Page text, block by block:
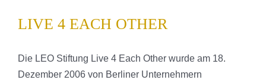
LIVE 4 EACH OTHER
Die LEO Stiftung Live 4 Each Other wurde am 18.
Dezember 2006 von Berliner Unternehmern